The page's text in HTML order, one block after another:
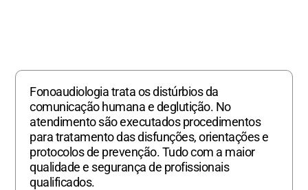
Fonoaudiologia trata os distúrbios da
comunicação humana e deglutição. No
atendimento são executados procedimentos
para tratamento das disfunções, orientações e
protocolos de prevenção. Tudo com a maior
qualidade e segurança de profissionais
qualificados.